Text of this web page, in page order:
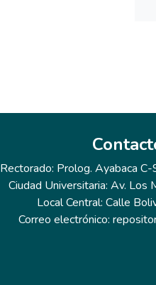
Rectorado: Prolog. Ayabaca C-
Ciudad Universitaria: Av. Los
Local Central: Calle
Correo electrónico: